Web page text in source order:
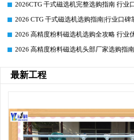
2026CTG 干式磁选机完整选购指南 行业
2026 CTG 干式磁选机选购指南|行业口
2026 高精度粉料磁选机选购全攻略 行业
2026 高精度粉料磁选机头部厂家选购指
最新工程